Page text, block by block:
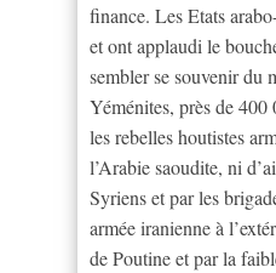
finance. Les Etats
et ont applaudi le
sembler se souvenir du
Yéménites, près de
les rebelles houtistes
l’Arabie saoudite, ni
Syriens et par les
armée iranienne à
de Poutine et par la